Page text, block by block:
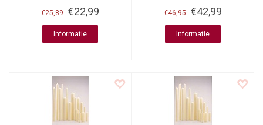
€25,89 €22,99
Informatie
€46,95 €42,99
Informatie